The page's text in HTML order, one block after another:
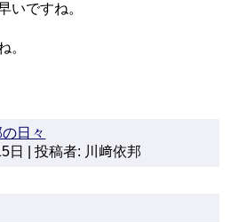
いですね。
。
日々
日 | 投稿者: 川﨑依邦